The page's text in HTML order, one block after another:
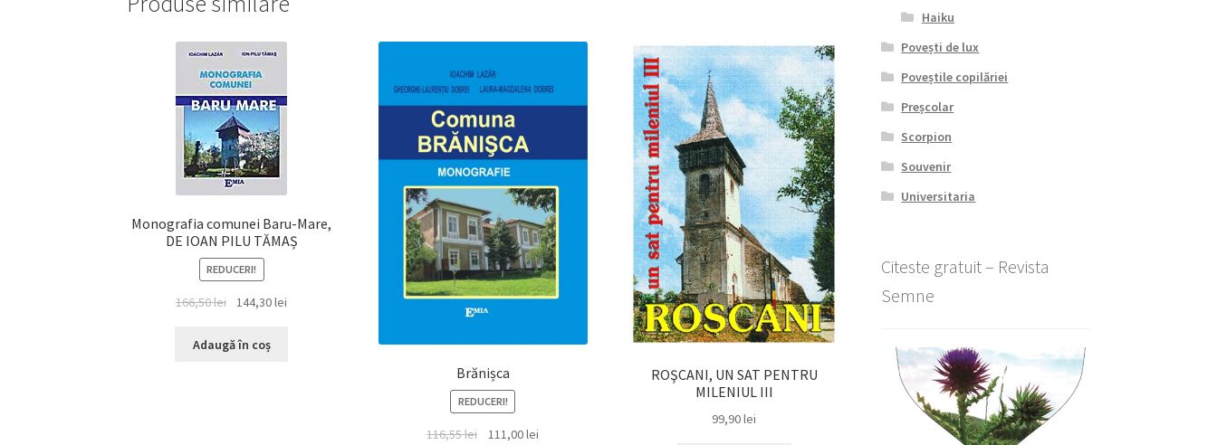
Monografia comunei Baru-Mare,
DE IOAN PILU TĂMAȘ
REDUCERI!
166,50lei
Prețul
a
144,30lei
Adaugă în coș
Brănișca
REDUCERI!
116,55lei
Prețul
111,00lei
ROŞCANI, UN SAT PENTRU
MILENIUL III
99,90lei
Haiku
Povești de lux
Poveștile copilăriei
Preșcolar
Scorpion
Souvenir
Universitaria
Citeste gratuit – Revista
Semne